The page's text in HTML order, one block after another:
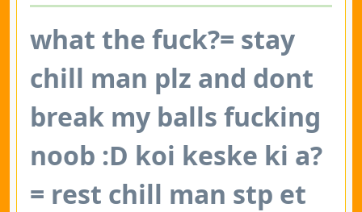
what the fuck?= stay
chill man plz and dont
break my balls fucking
noob :D koi keske ki a?
= rest chill man stp et